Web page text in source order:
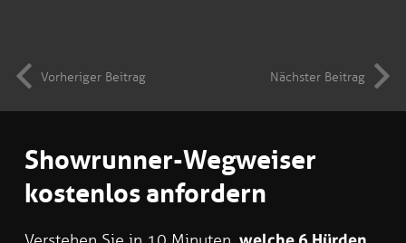
Vorheriger Beitrag Nächster Beitrag
Showrunner-Wegweiser
kostenlos anfordern